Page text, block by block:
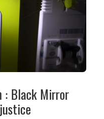
: Black Mirror